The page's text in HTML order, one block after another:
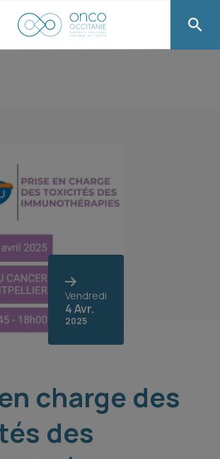
Vendredi
4 Avr.
2025
charge des
des